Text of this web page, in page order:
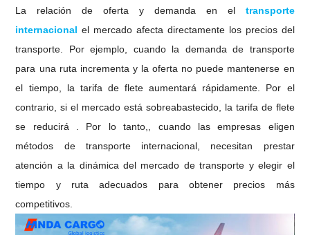
La relación de oferta y demanda en el transporte
internacional el mercado afecta directamente los precios del
transporte. Por ejemplo, cuando la demanda de transporte
para una ruta incrementa y la oferta no puede mantenerse en
el tiempo, la tarifa de flete aumentará rápidamente. Por el
contrario, si el mercado está sobreabastecido, la tarifa de flete
se reducirá . Por lo tanto,, cuando las empresas eligen
métodos de transporte internacional, necesitan prestar
atención a la dinámica del mercado de transporte y elegir el
tiempo y ruta adecuados para obtener precios más
competitivos.